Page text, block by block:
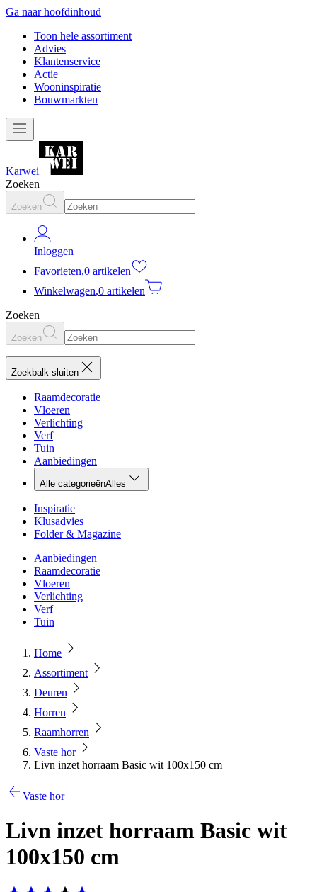
Ga naar hoofdinhoud
Toon hele assortiment
Advies
Klantenservice
Actie
Wooninspiratie
Bouwmarkten
Karwei
Zoeken
Zoeken
Inloggen
Favorieten,0 artikelen
Winkelwagen,0 artikelen
Zoeken
Zoeken
Zoekbalk sluiten
Raamdecoratie
Vloeren
Verlichting
Verf
Tuin
Aanbiedingen
Alle categorieënAlles
Inspiratie
Klusadvies
Folder & Magazine
Aanbiedingen
Raamdecoratie
Vloeren
Verlichting
Verf
Tuin
Home
Assortiment
Deuren
Horren
Raamhorren
Vaste hor
Livn inzet horraam Basic wit 100x150 cm
Vaste hor
Livn inzet horraam Basic wit
100x150 cm